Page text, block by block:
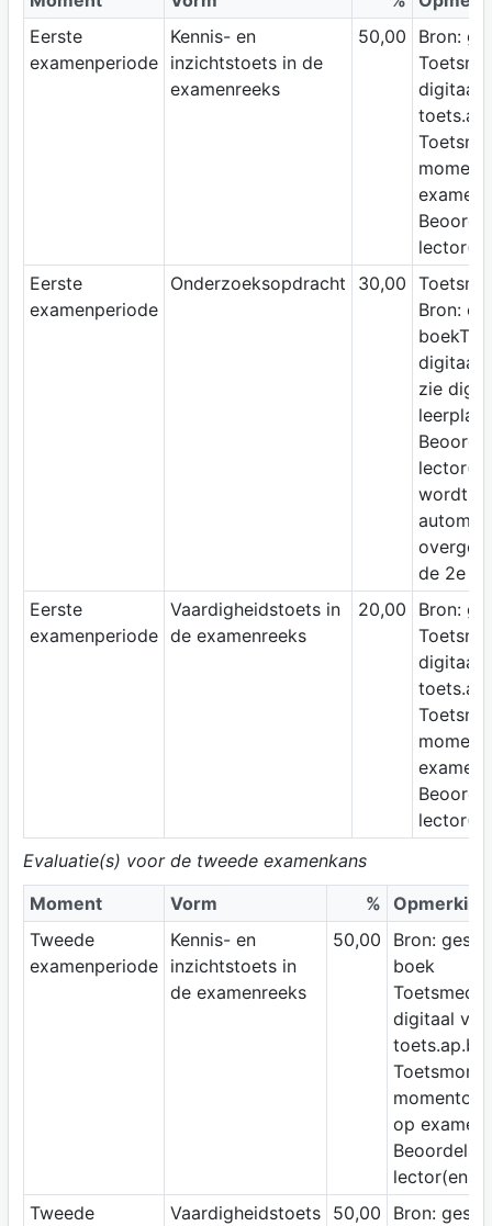
Eerste
examenperiode
Kennis- en
inzichtstoets in de
examenreeks
50,00
Bron:
digitaal
examen
Eerste
examenperiode
Onderzoeksopdracht 30,00
Bron:
zie
wordt
de 2e
Eerste
examenperiode
Vaardigheidstoets in
de examenreeks
20,00
Bron:
digitaal
examen
Evaluatie(s) voor de tweede examenkans
Moment
Vorm % Opmerking
Tweede
examenperiode
Kennis- en
inzichtstoets in
de examenreeks
50,00
Bron:
boek
digitaal via
toets.ap.be
op examen
lector(en)
Tweede
Vaardigheidstoets
50,00
Bron: